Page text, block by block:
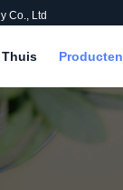
Co., Ltd
Thuis Producten